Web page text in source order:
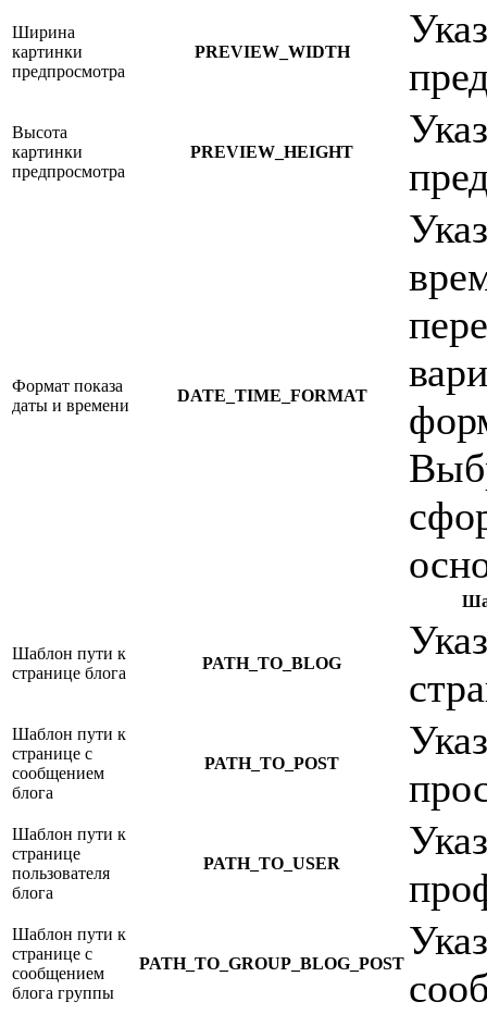
Ширина
картинки
предпросмотра
PREVIEW_WIDTH
Высота
картинки
предпросмотра
PREVIEW_HEIGHT
Формат показа
даты и времени
DATE_TIME_FORMAT
Шаблон пути к
странице блога
PATH_TO_BLOG
Шаблон пути к
странице с
сообщением
блога
PATH_TO_POST
Шаблон пути к
странице
пользователя
блога
PATH_TO_USER
Шаблон пути к
странице с
сообщением
блога группы
PATH_TO_GROUP_BLOG_POST